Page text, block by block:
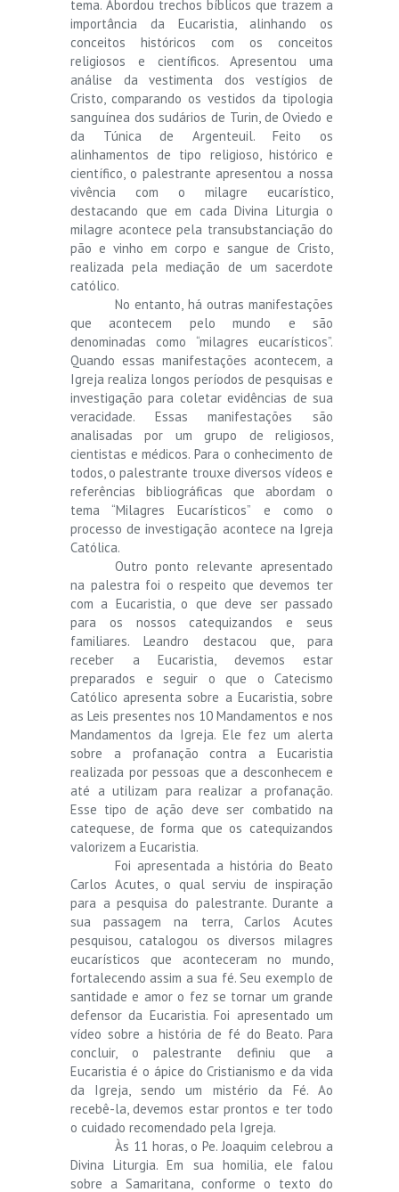
tema. Abordou trechos bíblicos que trazem a
importância da Eucaristia, alinhando os
conceitos históricos com os conceitos
religiosos e científicos. Apresentou uma
análise da vestimenta dos vestígios de
Cristo, comparando os vestidos da tipologia
sanguínea dos sudários de Turin, de Oviedo e
da Túnica de Argenteuil. Feito os
alinhamentos de tipo religioso, histórico e
científico, o palestrante apresentou a nossa
vivência com o milagre eucarístico,
destacando que em cada Divina Liturgia o
milagre acontece pela transubstanciação do
pão e vinho em corpo e sangue de Cristo,
realizada pela mediação de um sacerdote
católico.
No entanto, há outras manifestações
que acontecem pelo mundo e são
denominadas como “milagres eucarísticos”.
Quando essas manifestações acontecem, a
Igreja realiza longos períodos de pesquisas e
investigação para coletar evidências de sua
veracidade. Essas manifestações são
analisadas por um grupo de religiosos,
cientistas e médicos. Para o conhecimento de
todos, o palestrante trouxe diversos vídeos e
referências bibliográficas que abordam o
tema “Milagres Eucarísticos” e como o
processo de investigação acontece na Igreja
Católica.
Outro ponto relevante apresentado
na palestra foi o respeito que devemos ter
com a Eucaristia, o que deve ser passado
para os nossos catequizandos e seus
familiares. Leandro destacou que, para
receber a Eucaristia, devemos estar
preparados e seguir o que o Catecismo
Católico apresenta sobre a Eucaristia, sobre
as Leis presentes nos 10 Mandamentos e nos
Mandamentos da Igreja. Ele fez um alerta
sobre a profanação contra a Eucaristia
realizada por pessoas que a desconhecem e
até a utilizam para realizar a profanação.
Esse tipo de ação deve ser combatido na
catequese, de forma que os catequizandos
valorizem a Eucaristia.
Foi apresentada a história do Beato
Carlos Acutes, o qual serviu de inspiração
para a pesquisa do palestrante. Durante a
sua passagem na terra, Carlos Acutes
pesquisou, catalogou os diversos milagres
eucarísticos que aconteceram no mundo,
fortalecendo assim a sua fé. Seu exemplo de
santidade e amor o fez se tornar um grande
defensor da Eucaristia. Foi apresentado um
vídeo sobre a história de fé do Beato. Para
concluir, o palestrante definiu que a
Eucaristia é o ápice do Cristianismo e da vida
da Igreja, sendo um mistério da Fé. Ao
recebê-la, devemos estar prontos e ter todo
o cuidado recomendado pela Igreja.
Às 11 horas, o Pe. Joaquim celebrou a
Divina Liturgia. Em sua homilia, ele falou
sobre a Samaritana, conforme o texto do